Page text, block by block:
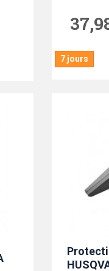
7 jours